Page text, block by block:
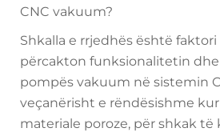
CNC vakuum?
Shkalla e rrjedhës është
përcakton funksionalitetin
pompës vakuum në sistemin
veçanërisht e rëndësishme
materiale poroze, për shkak të